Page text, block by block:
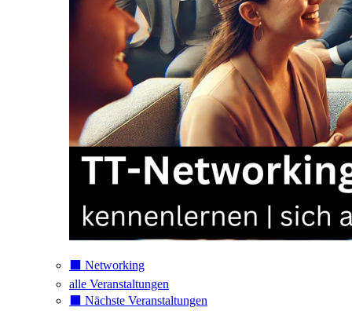
⬛️ Networking
alle Veranstaltungen
⬛️ Nächste Veranstaltungen